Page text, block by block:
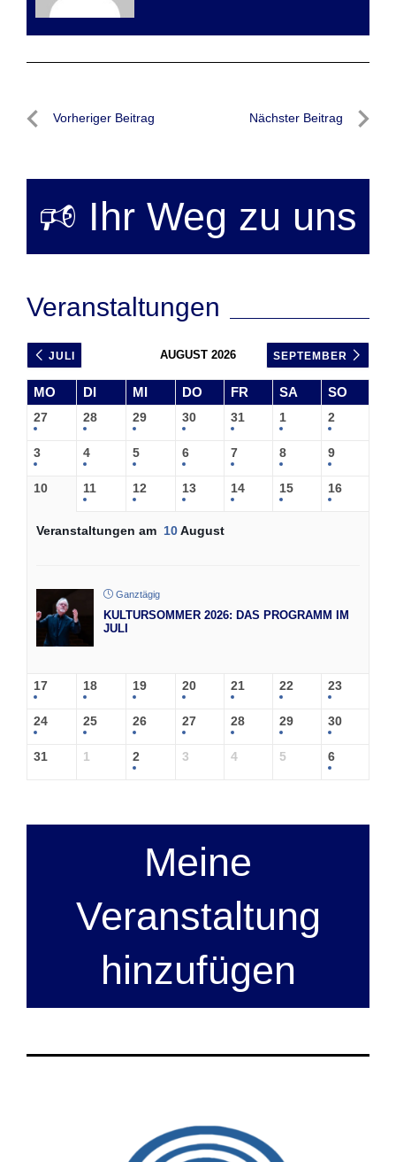
Beitragsnavigation
Vorheriger Beitrag Nächster Beitrag
🕫 Ihr Weg zu uns
Veranstaltungen
JULI AUGUST 2026 SEPTEMBER
MO DI MI DO FR SA SO
27 28 29 30 31 1 2
3 4 5 6 7 8 9
10 11 12 13 14 15 16
Veranstaltungen am 10August
Ganztägig
KULTURSOMMER 2026: DAS PROGRAMM IM
JULI
17 18 19 20 21 22 23
24 25 26 27 28 29 30
31 1 2 3 4 5 6
Meine
Veranstaltung
hinzufügen